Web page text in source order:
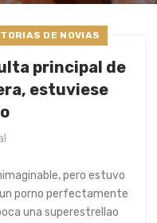
DE NOVIAS
principal de
estuviese
pero estuvo
un porno perfectamente
una superestrellao